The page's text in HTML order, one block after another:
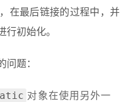
在最后链接的过程中，并
行初始化。
问题：
对象在使用另外一